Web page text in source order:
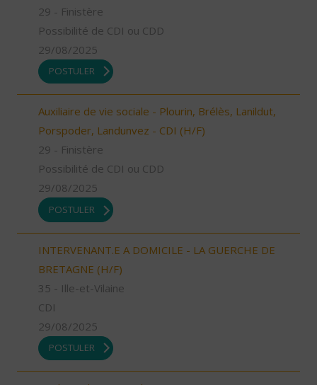
29 - Finistère
Possibilité de CDI ou CDD
29/08/2025
POSTULER
Auxiliaire de vie sociale - Plourin, Brélès, Lanildut,
Porspoder, Landunvez - CDI (H/F)
29 - Finistère
Possibilité de CDI ou CDD
29/08/2025
POSTULER
INTERVENANT.E A DOMICILE - LA GUERCHE DE
BRETAGNE (H/F)
35 - Ille-et-Vilaine
CDI
29/08/2025
POSTULER